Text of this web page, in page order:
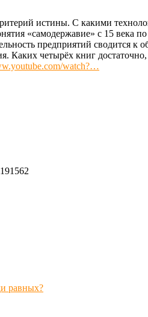
истины. С какими
«самодержавие» с 15 века
предприятий сводится к
Каких четырёх книг
watch?…
равных?